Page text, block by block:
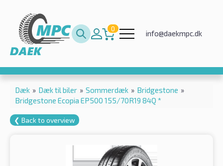
0
info@daekmpc.dk
Dæk » Dæk til biler » Sommerdæk » Bridgestone »
Bridgestone Ecopia EP500 155/70R19 84Q *
❮ Back to overview